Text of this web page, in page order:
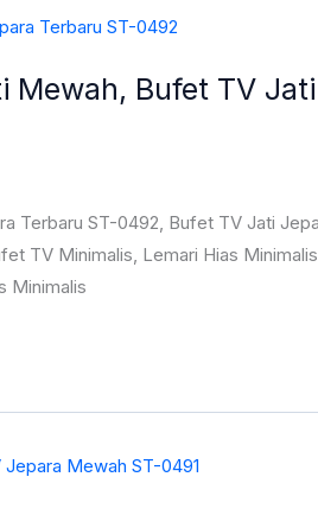
Mewah, Bufet TV
Terbaru ST-0492, Bufet TV Jati
TV Minimalis, Lemari Hias
Minimalis